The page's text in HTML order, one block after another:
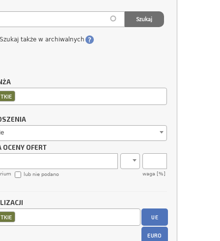
Szukaj także w archiwalnych
OCENY OFERT
waga [%]
lub nie podano
UE
EURO